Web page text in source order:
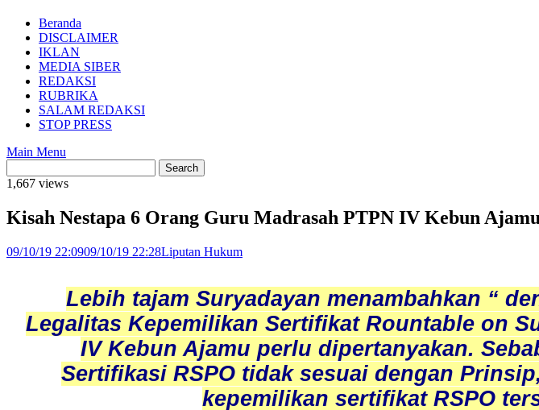
Beranda
DISCLAIMER
IKLAN
MEDIA SIBER
REDAKSI
RUBRIKA
SALAM REDAKSI
STOP PRESS
Main Menu
1,667 views
Kisah Nestapa 6 Orang Guru Madrasah PTPN IV Kebun
09/10/19 22:0909/10/19 22:28Liputan Hukum
Lebih tajam Suryadayan menambahkan “
Legalitas Kepemilikan Sertifikat Rountable on
IV Kebun Ajamu perlu dipertanyakan.
Sertifikasi RSPO tidak sesuai dengan
kepemilikan sertifikat RSPO